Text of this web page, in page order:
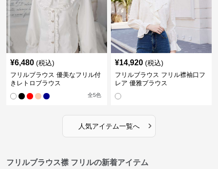
¥6,480 (税込)
フリルブラウス 優美なフリル付
きレトロブラウス
全5色
¥14,920 (税込)
フリルブラウス フリル襟袖口フ
レア 優雅ブラウス
人気アイテム一覧へ ›
フリルブラウス襟 フリルの新着アイテム